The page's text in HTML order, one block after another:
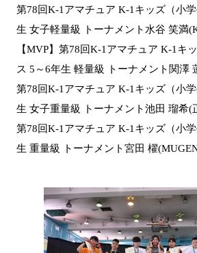
第78回K-1アマチュア K-1キッズ（小
生 女子軽量級 トーナメント水谷 笑満
【MVP】第78回K-1アマチュア K-1キ
ス 5～6年生 軽量級 トーナメント関澤
第78回K-1アマチュア K-1キッズ（小
生 女子重量級 トーナメント池田 瑠希(
第78回K-1アマチュア K-1キッズ（小
生 重量級 トーナメント宮田 櫂